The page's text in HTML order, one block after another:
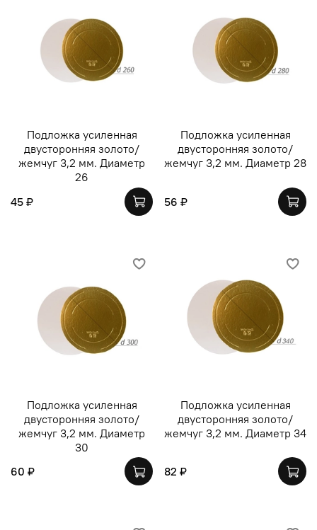
Подложка усиленная
двусторонняя золото/
жемчуг 3,2 мм. Диаметр
26
45 ₽
Подложка усиленная
двусторонняя золото/
жемчуг 3,2 мм. Диаметр 28
56 ₽
Подложка усиленная
двусторонняя золото/
жемчуг 3,2 мм. Диаметр
30
60 ₽
Подложка усиленная
двусторонняя золото/
жемчуг 3,2 мм. Диаметр 34
82 ₽